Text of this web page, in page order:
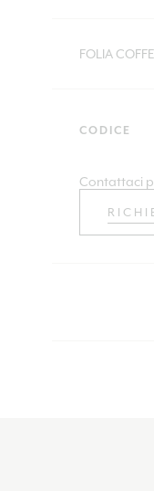
FOLIA
CODICE
Contattaci